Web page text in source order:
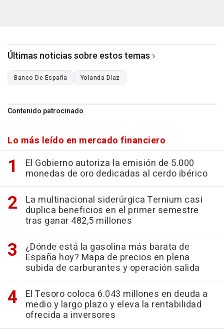
Últimas noticias sobre estos temas
Banco De España Yolanda Díaz
Contenido patrocinado
Lo más leído en mercado financiero
El Gobierno autoriza la emisión de 5.000
monedas de oro dedicadas al cerdo ibérico
La multinacional siderúrgica Ternium casi
duplica beneficios en el primer semestre
tras ganar 482,5 millones
¿Dónde está la gasolina más barata de
España hoy? Mapa de precios en plena
subida de carburantes y operación salida
El Tesoro coloca 6.043 millones en deuda a
medio y largo plazo y eleva la rentabilidad
ofrecida a inversores